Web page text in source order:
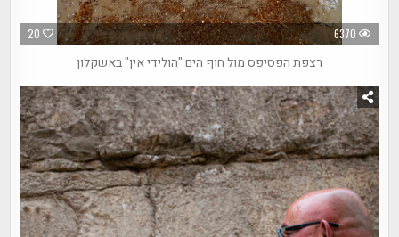
20 6370
רצפת הפסיפס מול חוף הים "הולידי אין" באשקלון